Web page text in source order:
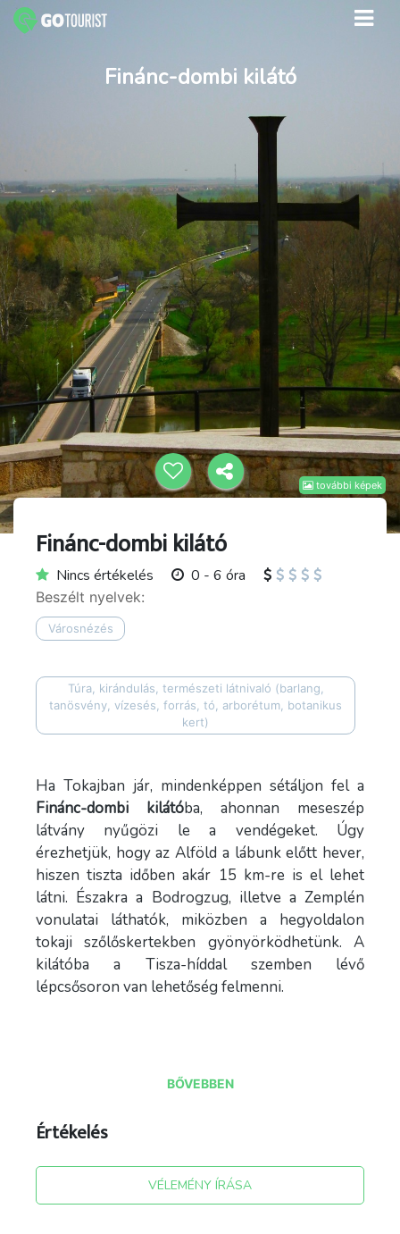
további képek
Finánc-dombi kilátó
Finánc-dombi kilátó
Nincs értékelés 0 - 6 óra
Beszélt nyelvek:
Városnézés
Túra, kirándulás, természeti látnivaló (barlang,
tanösvény, vízesés, forrás, tó, arborétum, botanikus
kert)
Ha Tokajban jár, mindenképpen sétáljon fel a
Finánc-dombi kilátóba, ahonnan meseszép
látvány nyűgözi le a vendégeket. Úgy
érezhetjük, hogy az Alföld a lábunk előtt hever,
hiszen tiszta időben akár 15 km-re is el lehet
látni. Északra a Bodrogzug, illetve a Zemplén
vonulatai láthatók, miközben a hegyoldalon
tokaji szőlőskertekben gyönyörködhetünk. A
kilátóba a Tisza-híddal szemben lévő
lépcsősoron van lehetőség felmenni.
BŐVEBBEN
Értékelés
VÉLEMÉNY ÍRÁSA